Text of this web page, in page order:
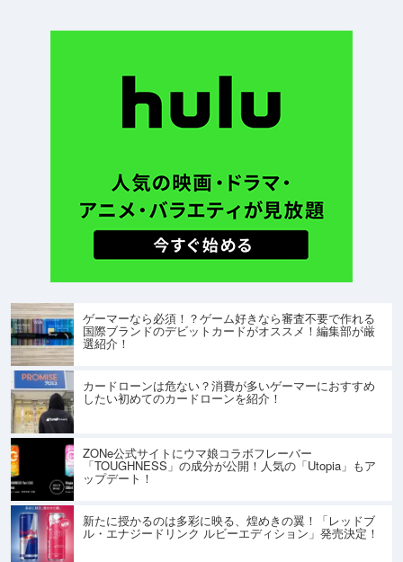
ゲーマーなら必須！？ゲーム好きなら審査不要で作れる
国際ブランドのデビットカードがオススメ！編集部が厳
選紹介！
カードローンは危ない？消費が多いゲーマーにおすすめ
したい初めてのカードローンを紹介！
ZONe公式サイトにウマ娘コラボフレーバー
「TOUGHNESS」の成分が公開！人気の「Utopia」もア
ップデート！
新たに授かるのは多彩に映る、煌めきの翼！「レッドブ
ル・エナジードリンク ルビーエディション」発売決定！